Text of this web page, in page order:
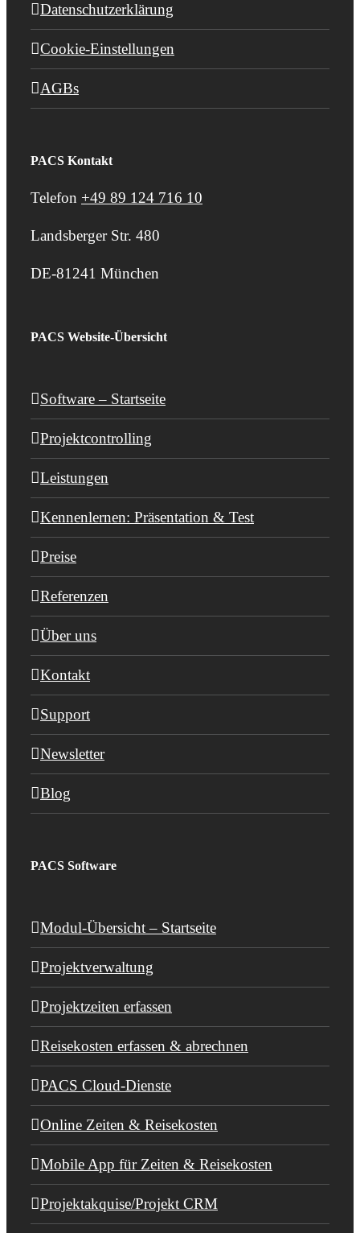
Datenschutzerklärung
Cookie-Einstellungen
AGBs
PACS Kontakt
Telefon +49 89 124 716 10
Landsberger Str. 480
DE-81241 München
PACS Website-Übersicht
Software – Startseite
Projektcontrolling
Leistungen
Kennenlernen: Präsentation & Test
Preise
Referenzen
Über uns
Kontakt
Support
Newsletter
Blog
PACS Software
Modul-Übersicht – Startseite
Projektverwaltung
Projektzeiten erfassen
Reisekosten erfassen & abrechnen
PACS Cloud-Dienste
Online Zeiten & Reisekosten
Mobile App für Zeiten & Reisekosten
Projektakquise/Projekt CRM